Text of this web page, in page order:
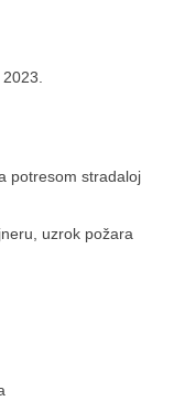
potresom stradaloj
uzrok požara